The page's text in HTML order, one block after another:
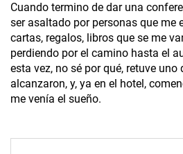
Cuando termino de dar una
ser asaltado por personas que me
cartas, regalos, libros que se me
perdiendo por el camino hasta el
esta vez, no sé por qué, retuve
alcanzaron, y, ya en el hotel,
me venía el sueño.